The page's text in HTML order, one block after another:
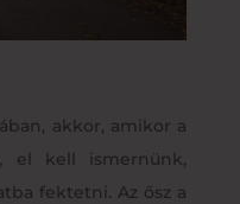
akkor, amikor a
el kell ismernünk,
fektetni. Az ősz a